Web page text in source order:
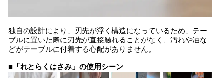
独自の設計により、刃先が浮く構造になっているため、テー
ブルに置いた際に刃先が直接触れることがなく、汚れや油な
どがテーブルに付着する心配がありません。
■「れとらくはさみ」の使用シーン